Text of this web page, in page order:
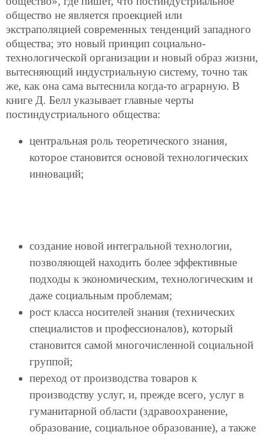
общество не является проекцией или
экстраполяцией современных тенденций западного
общества; это новый принцип социально-
технологической организации и новый образ жизни,
вытесняющий индустриальную систему, точно так
же, как она сама вытеснила когда-то аграрную. В
книге Д. Белл указывает главные черты
постиндустриального общества:
центральная роль теоретического знания,
которое становится основой технологических
инноваций;
создание новой интегральной технологии,
позволяющей находить более эффективные
подходы к экономическим, технологическим и
даже социальным проблемам;
рост класса носителей знания (технических
специалистов и профессионалов), который
становится самой многочисленной социальной
группой;
переход от производства товаров к
производству услуг, и, прежде всего, услуг в
гуманитарной области (здравоохранение,
образование, социальное образование), а также